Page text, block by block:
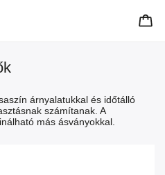
árnyalatukkal és időtálló
számítanak. A
más ásványokkal.